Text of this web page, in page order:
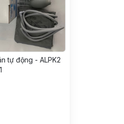
tự động - ALPK2